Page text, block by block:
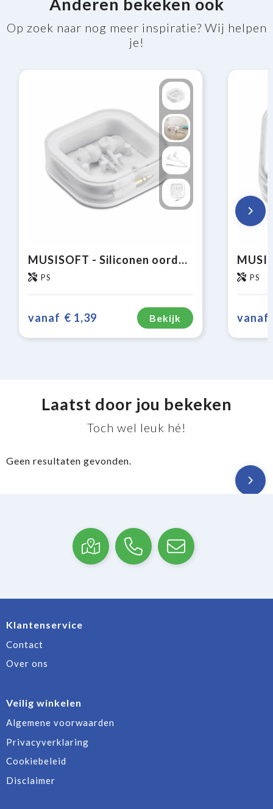
Op zoek naar nog meer inspiratie? Wij helpen
je!
MUSISOFT - Siliconen oordopjes in doosje
PS
vanaf € 1,39 Bekijk
PS
vanaf
Laatst door jou bekeken
Toch wel leuk hé!
Geen resultaten gevonden.
Klantenservice
Contact
Over ons
Veilig winkelen
Algemene voorwaarden
Privacyverklaring
Cookiebeleid
Disclaimer